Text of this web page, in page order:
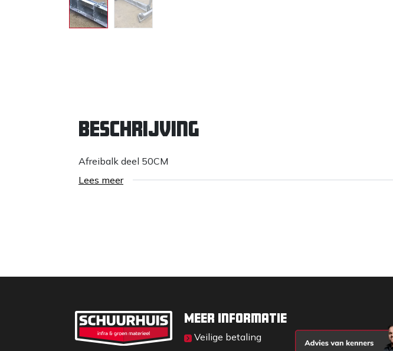
Beschrijving
Afreibalk deel 50CM
Lees meer
Meer informatie
Veilige betaling